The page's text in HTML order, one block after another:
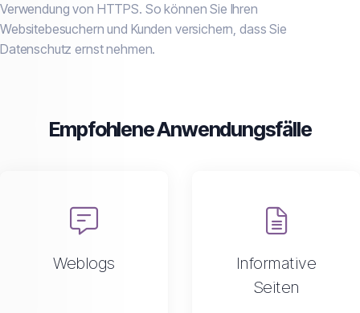
Verwendung von HTTPS. So können Sie Ihren
Websitebesuchern und Kunden versichern, dass Sie
Datenschutz ernst nehmen.
Empfohlene Anwendungsfälle
Weblogs
Informative
Seiten